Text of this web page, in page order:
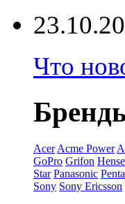
Что
Acer Acme Power
GoPro Grifon
Star Panasonic
Sony Sony Ericsson